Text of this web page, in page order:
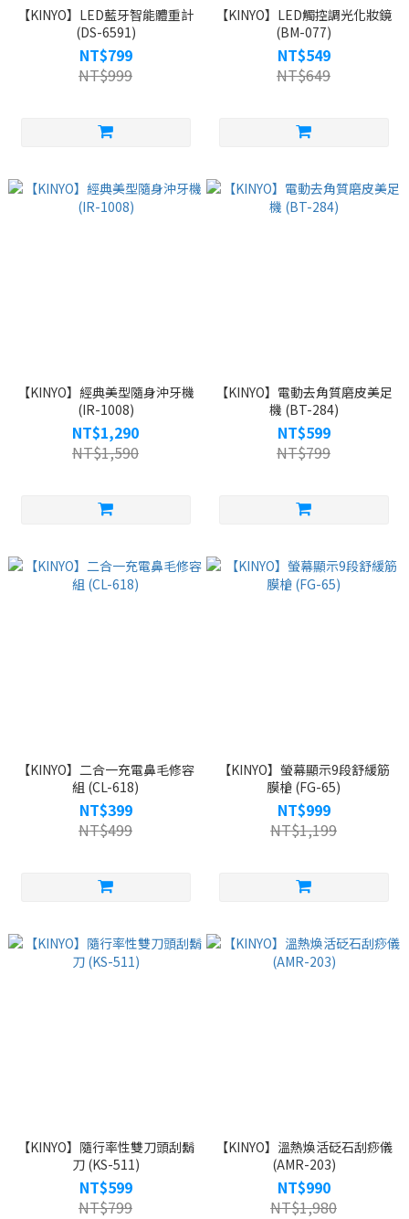
【KINYO】LED藍牙智能體重計
(DS-6591)
NT$799
NT$999
【KINYO】LED觸控調光化妝鏡
(BM-077)
NT$549
NT$649
【KINYO】經典美型隨身沖牙機
(IR-1008)
NT$1,290
NT$1,590
【KINYO】電動去角質磨皮美足
機 (BT-284)
NT$599
NT$799
【KINYO】二合一充電鼻毛修容
組 (CL-618)
NT$399
NT$499
【KINYO】螢幕顯示9段舒緩筋
膜槍 (FG-65)
NT$999
NT$1,199
【KINYO】隨行率性雙刀頭刮鬍
刀 (KS-511)
NT$599
NT$799
【KINYO】溫熱煥活砭石刮痧儀
(AMR-203)
NT$990
NT$1,980